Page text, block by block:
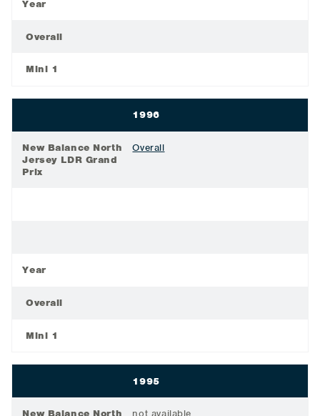
Year
Overall
Mini 1
1996
New Balance North
Jersey LDR Grand
Prix
Overall
Year
Overall
Mini 1
1995